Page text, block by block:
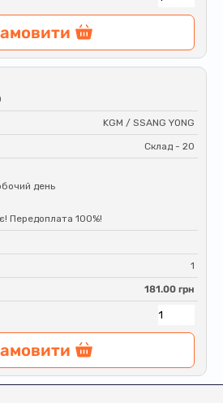
KGM / SSANG YONG
Склад - 20
день
Передоплата 100%!
1
181.00 грн